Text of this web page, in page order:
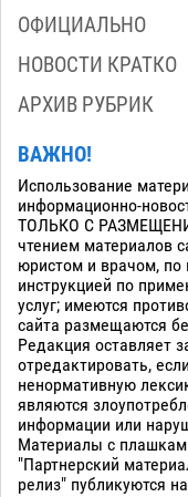
ОФИЦИАЛЬНО
НОВОСТИ КРАТКО
АРХИВ РУБРИК
ВАЖНО!
Использование
информационно-
ТОЛЬКО С
чтением материалов
юристом и врачом, по
инструкцией по
услуг; имеются
сайта размещаются
Редакция оставляет
отредактировать,
ненормативную
являются
информации или
Материалы с
"Партнерский
релиз" публикуются